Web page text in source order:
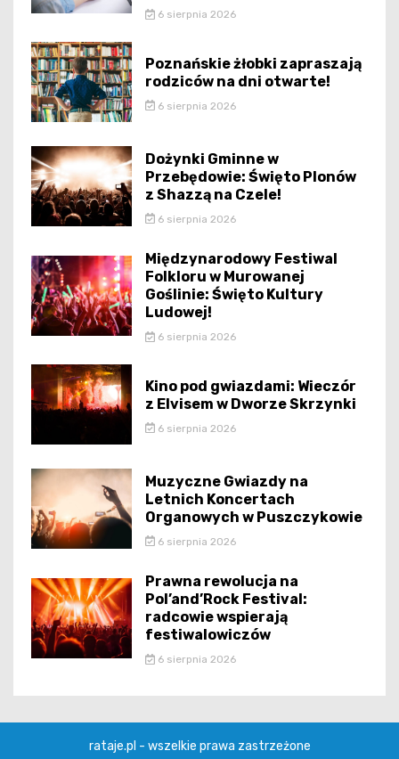
6 sierpnia 2026
Poznańskie żłobki zapraszają
rodziców na dni otwarte!
6 sierpnia 2026
Dożynki Gminne w
Przebędowie: Święto Plonów
z Shazzą na Czele!
6 sierpnia 2026
Międzynarodowy Festiwal
Folkloru w Murowanej
Goślinie: Święto Kultury
Ludowej!
6 sierpnia 2026
Kino pod gwiazdami: Wieczór
z Elvisem w Dworze Skrzynki
6 sierpnia 2026
Muzyczne Gwiazdy na
Letnich Koncertach
Organowych w Puszczykowie
6 sierpnia 2026
Prawna rewolucja na
Pol’and’Rock Festival:
radcowie wspierają
festiwalowiczów
6 sierpnia 2026
rataje.pl - wszelkie prawa zastrzeżone